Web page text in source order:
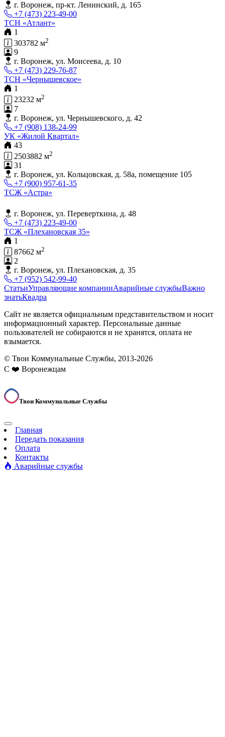
г. Воронеж, пр-кт. Ленинский, д. 165
+7 (473) 223-49-00
ТСН «Атлант»
1
303782 м2
9
г. Воронеж, ул. Моисеева, д. 10
+7 (473) 229-76-87
ТСН «Чернышевское»
1
23232 м2
7
г. Воронеж, ул. Чернышевского, д. 42
+7 (908) 138-24-99
УК «Жилой Квартал»
43
2503882 м2
31
г. Воронеж, ул. Кольцовская, д. 58а, помещение 105
+7 (900) 957-61-35
ТСЖ «Астра»
г. Воронеж, ул. Переверткина, д. 48
+7 (473) 223-49-00
ТСЖ «Плехановская 35»
1
87662 м2
2
г. Воронеж, ул. Плехановская, д. 35
+7 (952) 542-99-40
СтатьиУправляющие компанииАварийные службыВажно
знатьКвадра
Сайт не является официальным представительством и носит
информационный характер. Персональные данные
пользователей не собираются и не хранятся, оплата не
взымается.
© Твои Коммунальные Службы, 2013-2026
С ❤️ Воронежцам
Твои Коммунальные Службы
Главная
Передать показания
Оплата
Контакты
Аварийные службы